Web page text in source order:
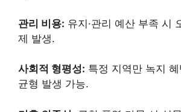
관리 비용: 유지·관리 예산 부족 시
제 발생.
사회적 형평성: 특정 지역만 녹지
균형 발생 가능.